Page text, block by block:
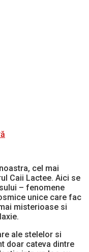
cel mai
Caii Lactee. Aici se
– fenomene
unice care fac
misterioase si
ale stelelor si
doar cateva dintre